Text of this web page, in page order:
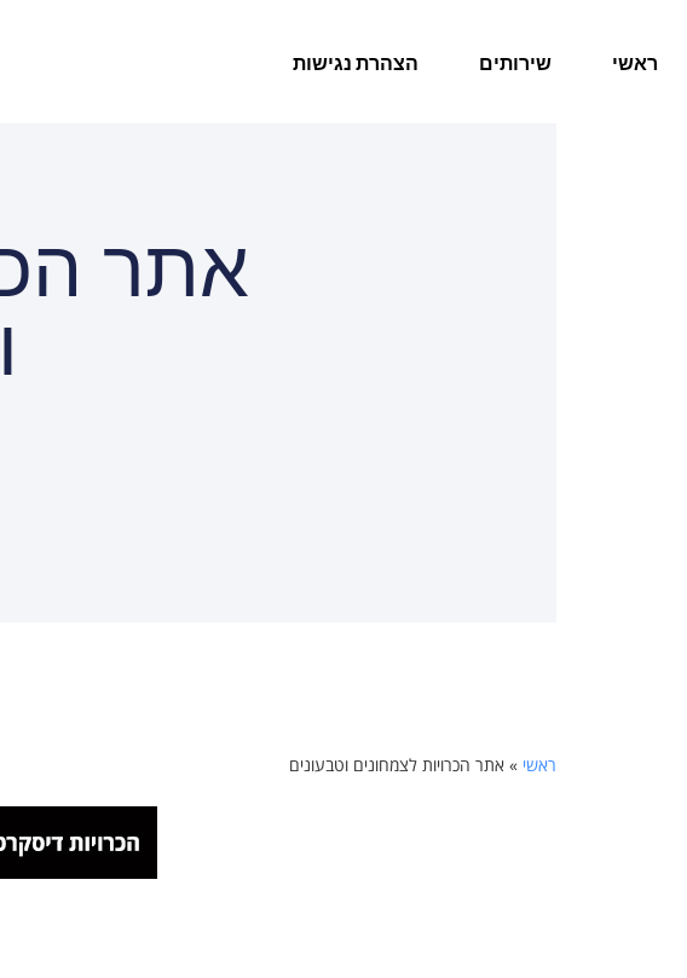
ראשי שירותים הצהרת נגישות
אתר
ראשי » אתר הכרויות לצמחונים וטבעונים